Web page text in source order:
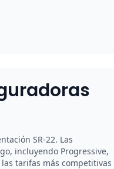
SR-22. Las
incluyendo Progressive,
tarifas más competitivas